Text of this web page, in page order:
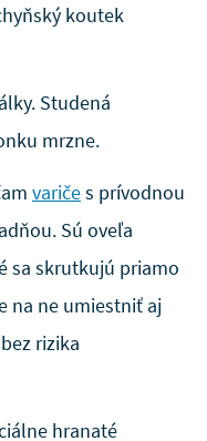
koutek
Studená
mrzne.
varičes prívodnou
Sú oveľa
sa skrutkujú priamo
na ne umiestniť aj
rizika
hranaté